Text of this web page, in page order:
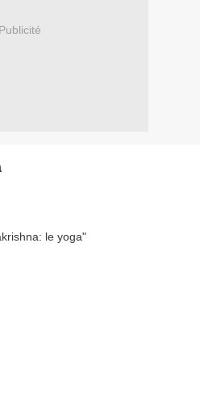
Publicité